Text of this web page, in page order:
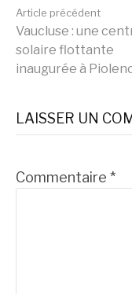
Lire
la
suite
Article précédent
Vaucluse : une
solaire flottante
inaugurée à
LAISSER UN
Commentaire *